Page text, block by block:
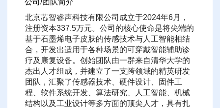
北京芯智睿声科技有限公司成立于2024年6月，
注册资本337.5万元。公司的核心使命是将尖端的
基于石墨烯电子皮肤的传感技术与人工智能相结
合，开发出适用于各种场景的可穿戴智能辅助诊
疗及康复设备。创始团队由一群来自清华大学的
杰出人才组成，并建立了一支跨领域的精英研发
团队，汇聚了传感器技术、硬件设计、固件工
程、软件系统开发、算法研究、人工智能、机械
结构以及工业设计等多方面的顶尖人才，具有扎